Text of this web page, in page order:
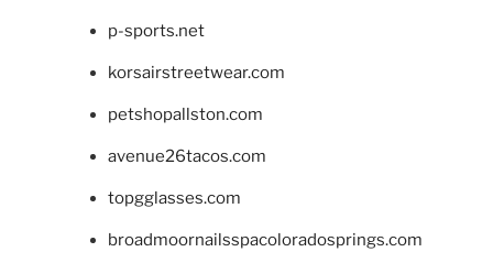
p-sports.net
korsairstreetwear.com
petshopallston.com
avenue26tacos.com
topgglasses.com
broadmoornailsspacoloradosprings.com